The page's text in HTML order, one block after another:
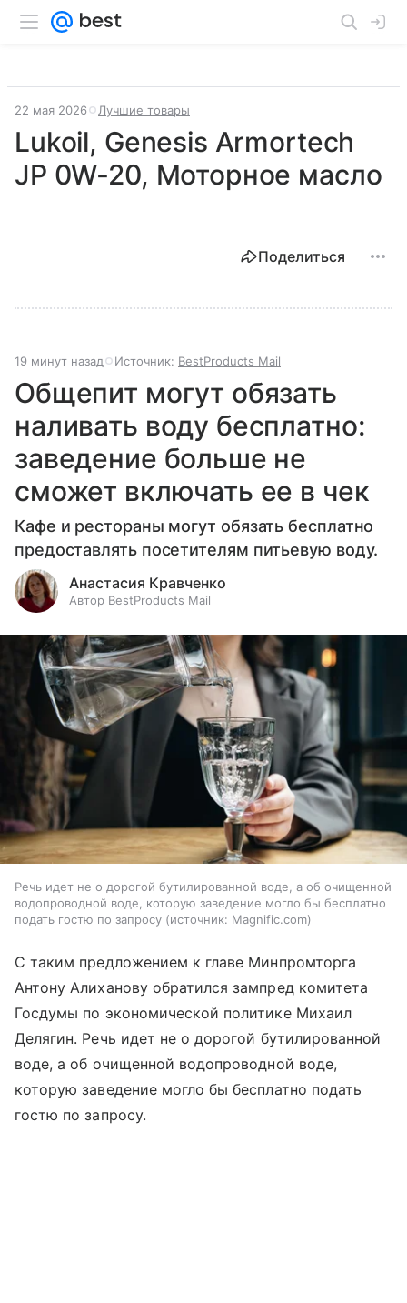
22 мая 2026 Лучшие товары
Lukoil, Genesis Armortech
JP 0W-20, Моторное масло
Поделиться
19 минут назад Источник: BestProducts Mail
Общепит могут обязать
наливать воду бесплатно:
заведение больше не
сможет включать ее в чек
Кафе и рестораны могут обязать бесплатно
предоставлять посетителям питьевую воду.
Анастасия Кравченко
Автор BestProducts Mail
Речь идет не о дорогой бутилированной воде, а об очищенной
водопроводной воде, которую заведение могло бы бесплатно
подать гостю по запросу
источник: Magnific.com
С таким предложением к главе Минпромторга
Антону Алиханову обратился зампред комитета
Госдумы по экономической политике Михаил
Делягин. Речь идет не о дорогой бутилированной
воде, а об очищенной водопроводной воде,
которую заведение могло бы бесплатно подать
гостю по запросу.